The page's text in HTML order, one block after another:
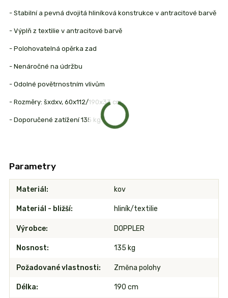
- Stabilní a pevná dvojitá hliníková konstrukce v antracitové barvě
- Výplň z textilie v antracitové barvě
- Polohovatelná opěrka zad
- Nenáročné na údržbu
- Odolné povětrnostním vlivům
- Rozměry: šxdxv, 60x112/190x33 cm
- Doporučené zatížení 135 kg
Parametry
Materiál kov
Materiál - bližší hliník/textilie
Výrobce DOPPLER
Nosnost 135 kg
Požadované vlastnosti Změna polohy
Délka 190 cm